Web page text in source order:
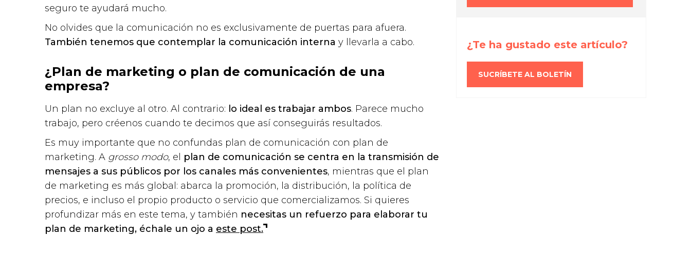
seguro te ayudará mucho.
No olvides que la comunicación no es exclusivamente de puertas para afuera.
También tenemos que contemplar la comunicación interna y llevarla a cabo.
¿Plan de marketing o plan de comunicación de una
empresa?
Un plan no excluye al otro. Al contrario: lo ideal es trabajar ambos. Parece mucho
trabajo, pero créenos cuando te decimos que así conseguirás resultados.
Es muy importante que no confundas plan de comunicación con plan de
marketing. A grosso modo, el plan de comunicación se centra en la transmisión de
mensajes a sus públicos por los canales más convenientes, mientras que el plan
de marketing es más global: abarca la promoción, la distribución, la política de
precios, e incluso el propio producto o servicio que comercializamos. Si quieres
profundizar más en este tema, y también necesitas un refuerzo para elaborar tu
plan de marketing, échale un ojo a este post.
¿Te ha gustado este artículo?
SUCRÍBETE AL BOLETÍN